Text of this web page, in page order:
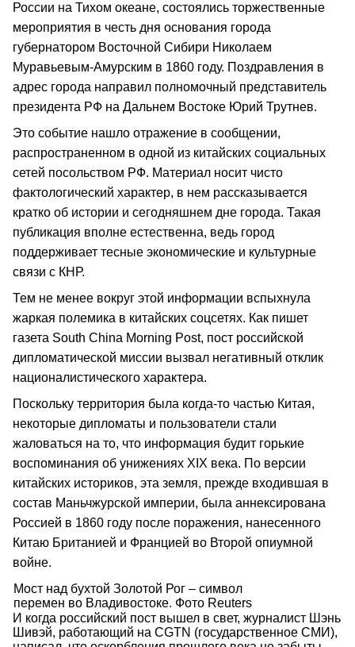
России на Тихом океане, состоялись торжественные
мероприятия в честь дня основания города
губернатором Восточной Сибири Николаем
Муравьевым-Амурским в 1860 году. Поздравления в
адрес города направил полномочный представитель
президента РФ на Дальнем Востоке Юрий Трутнев.
Это событие нашло отражение в сообщении,
распространенном в одной из китайских социальных
сетей посольством РФ. Материал носит чисто
фактологический характер, в нем рассказывается
кратко об истории и сегодняшнем дне города. Такая
публикация вполне естественна, ведь город
поддерживает тесные экономические и культурные
связи с КНР.
Тем не менее вокруг этой информации вспыхнула
жаркая полемика в китайских соцсетях. Как пишет
газета South China Morning Post, пост российской
дипломатической миссии вызвал негативный отклик
националистического характера.
Поскольку территория была когда-то частью Китая,
некоторые дипломаты и пользователи стали
жаловаться на то, что информация будит горькие
воспоминания об унижениях XIX века. По версии
китайских историков, эта земля, прежде входившая в
состав Маньчжурской империи, была аннексирована
Россией в 1860 году после поражения, нанесенного
Китаю Британией и Францией во Второй опиумной
войне.
Мост над бухтой Золотой Рог – символ
перемен во Владивостоке. Фото Reuters
И когда российский пост вышел в свет, журналист Шэнь
Шивэй, работающий на CGTN (государственное СМИ),